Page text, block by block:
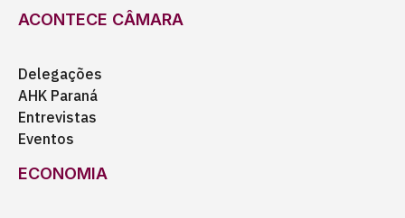
ACONTECE CÂMARA
Delegações
AHK Paraná
Entrevistas
Eventos
ECONOMIA